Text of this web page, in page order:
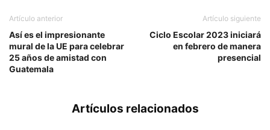
Artículo anterior
Así es el impresionante
mural de la UE para celebrar
25 años de amistad con
Guatemala
Artículo siguiente
Ciclo Escolar 2023 iniciará
en febrero de manera
presencial
Artículos relacionados